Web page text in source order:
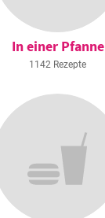
In einer Pfanne
1142 Rezepte